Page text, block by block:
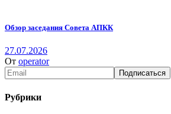
Обзор заседания Совета АПКК
27.07.2026
От operator
Рубрики